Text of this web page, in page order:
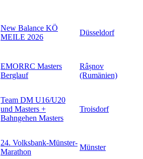
New Balance KÖ
MEILE 2026
Düsseldorf
EMORRC Masters
Berglauf
Râșnov
(Rumänien)
Team DM U16/U20
und Masters +
Bahngehen Masters
Troisdorf
24. Volksbank-Münster-
Marathon
Münster